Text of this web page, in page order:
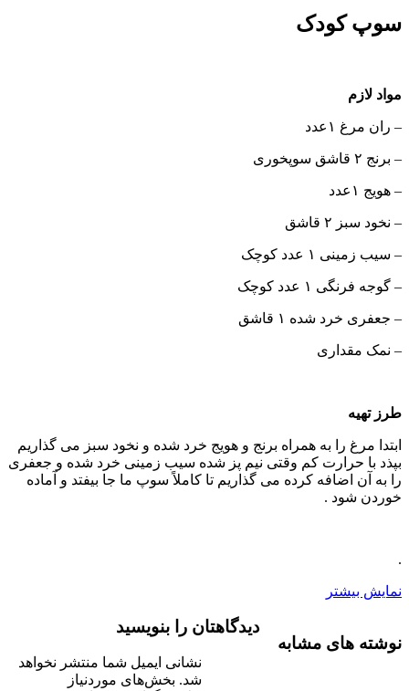
سوپ کودک
مواد لازم
– ران مرغ ۱عدد
– برنج ۲ قاشق سوپخوری
– هویج ۱عدد
– نخود سبز ۲ قاشق
– سیب زمینی ۱ عدد کوچک
– گوجه فرنگی ۱ عدد کوچک
– جعفری خرد شده ۱ قاشق
– نمک مقداری
طرز تهیه
ابتدا مرغ را به همراه برنج و هویج خرد شده و نخود سبز می گذاریم
بپذد با حرارت کم وقتی نیم پز شده سیب زمینی خرد شده و جعفری
را به آن اضافه کرده می گذاریم تا کاملاً سوپ ما جا بیفتد و آماده
خوردن شود .
.
نمایش بیشتر
نوشته های مشابه
دیدگاهتان را بنویسید
نشانی ایمیل شما منتشر نخواهد
شد. بخش‌های موردنیاز